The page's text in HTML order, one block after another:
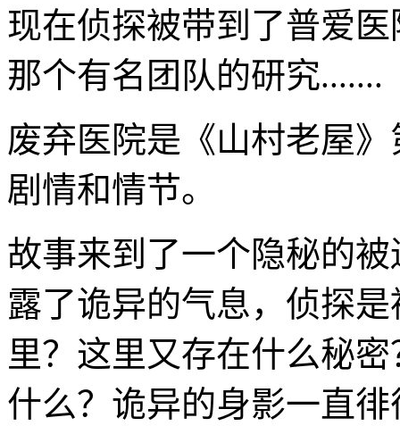
现在侦探被带到了普爱
那个有名团队的研究.......
废弃医院是《山村老屋
剧情和情节。
故事来到了一个隐秘的
露了诡异的气息，侦探
里？这里又存在什么秘
什么？诡异的身影一直